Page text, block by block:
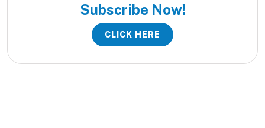
Subscribe Now!
CLICK HERE